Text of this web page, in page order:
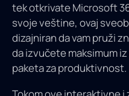
tek otkrivate Microsoft
svoje veštine, ovaj
dizajniran da vam pruži
da izvučete maksimum
paketa za produktivnost.